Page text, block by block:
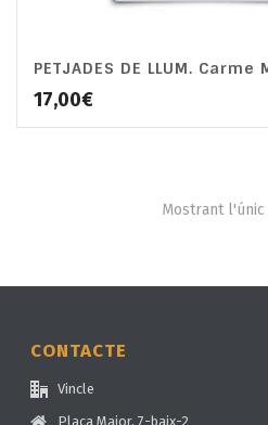
PETJADES DE LLUM. Carme
17,00€
Mostrant
CONTACTE
Vincle
Plaça Major, 7-baix-2